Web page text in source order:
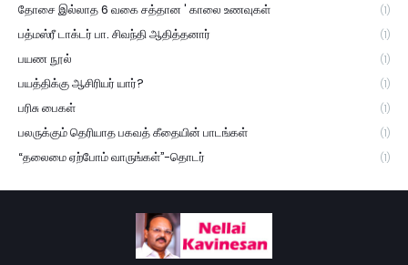
தோசை இல்லாத 6 வகை சத்தான ' காலை உணவுகள் (1)
பத்மஸ்ரீ டாக்டர் பா. சிவந்தி ஆதித்தனார் (1)
பயண நூல் (1)
பயத்திக்கு ஆசிரியர் யார்? (1)
பரிசு பைகள் (1)
பலருக்கும் தெரியாத பகவத் கீதையின் பாடங்கள் (1)
“தலைமை ஏற்போம் வாருங்கள்”-தொடர் (1)